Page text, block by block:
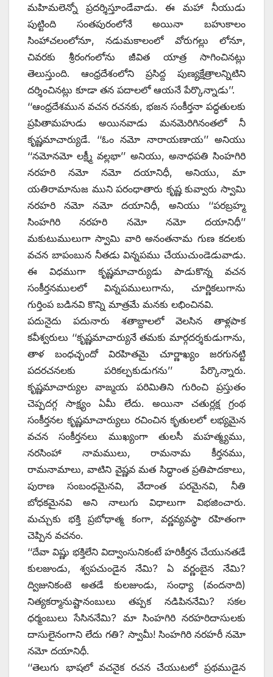
మహిమలెన్నో ప్రదర్శిస్తూండేవాడు. ఈ మహా నీయుడు
పుట్టింది సంతపురంలోనే అయినా బహుకాలం
సింహాచలంలోనూ, నడుమకాలంలో వోరుగల్లు లోనూ,
చివరకు శ్రీరంగంలోను జీవిత యాత్ర సాగించినట్లు
తెలుస్తుంది. ఆంధ్రదేశంలోని ప్రసిద్ద పుణ్యక్షేత్రాలన్నిటిని
దర్శించినట్లు కూడా తన పదాలలో ఆయనే పేర్కొన్నాడు’’.
‘‘ఆంధ్రదేశమున వచన రచనకు, భజన సంకీర్తనా పద్ధతులకు
ప్రపితామహుడు అయినవాడు మనమెరిగినంతలో నీ
కృష్ణమాచార్యుడే. ‘‘ఓం నమో నారాయణాయ’’ అనియు
‘‘నమోనమో లక్ష్మీ వల్లభా’’ అనియు, అనాధపతి సింహగిరి
నరహరి నమో నమో దయానిధీ, అనియు, మా
యతిరామానుజ ముని పరంధాతారు కృష్ణ కువ్వారు స్వామి
నరహరి నమో నమో దయానిధీ, అనియు ‘‘పరబ్రహ్మ
సింహగిరి నరహరి నమో నమో దయానిధీ’’
మకుటుములుగా స్వామి వారి అనంతనామ గుణ కదలకు
వచన బాపంబున నీతడు విన్నపము చేయుచుండెడువాడు.
ఈ విధముగా కృష్ణమాచార్యుడు పాడుకొన్న వచన
సంకీర్తనములలో విన్నపములుగాను, చూర్ణికలుగాను
గుర్తింప బడినవి కొన్ని మాత్రమే మనకు లభించినవి.
పదునైదు పదునారు శతాబ్దాలలో వెలసిన తాళ్లపాక
కవీశ్వరులు ‘‘కృష్ణమాచార్యునే తమకు మార్గదర్శకుడుగాను,
తాళ బంధచ్ఛందో విరహితమై చూర్ణాఖ్యం జరగునట్టి
పదరచనలకు పరికల్పకుడుగను’’ పేర్కొన్నారు.
కృష్ణమాచార్యుల వాఙ్మయ పరిమితిని గురించి ప్రస్తుతం
చెప్పదగ్గ సాక్ష్యం ఏమీ లేదు. అయినా చతుర్లక్ష గ్రంథ
సంకీర్తనల కృష్ణమాచార్యులు రచించిన కృతులలో లభ్యమైన
వచన సంకీర్తనలు ముఖ్యంగా తులసీ మహత్మ్యము,
నరసింహా నామములు, రామనామ కీర్తనము,
రామనామాలు, వాటిని వైష్ణవ మత సిద్ధాంత ప్రతిపాదకాలు,
పురాణ సంబంధమైనవి, వేదాంత పరమైనవి, నీతి
బోధకమైనవి అని నాలుగు విధాలుగా విభజించారు.
మచ్చుకు భక్తి ప్రబోధాత్మ కంగా, వర్ణవ్యవస్థా రహితంగా
చెప్పిన వచనం.
‘‘దేవా విష్ణు భక్తిలేని విద్వాంసునికంటే హరికీర్తన చేయునతడే
కులజుండు, శ్వపచుండైన నేమి? ఏ వర్ణంబైన నేమి?
ద్విజునికంటె అతడే కులజుండు, సంధ్యా (వందనాది)
నిత్యకర్మానుష్టానంబులు తప్పక నడిపిననేమి? సకల
ధర్మంబులు సేసిననేమి? మా సింహగిరి నరహరిదాసులకు
దాసులైనంగాని లేదు గతి? స్వామీ! సింహగిరి నరహరీ నమో
నమో దయానిధీ.
‘‘తెలుగు భాషలో వచనైక రచన చేయుటలో ప్రథముడైన